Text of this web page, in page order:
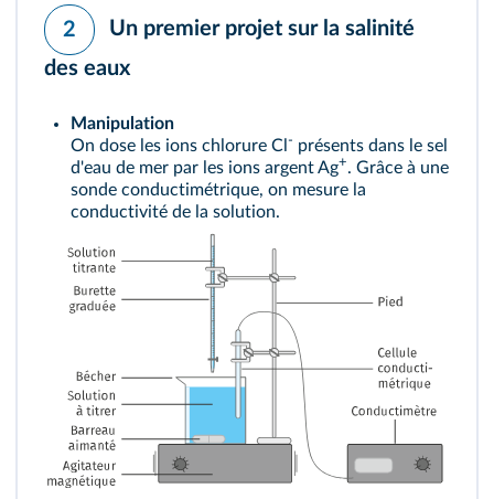
2
Un premier projet sur la salinité
des eaux
Manipulation
On dose les ions chlorure Cl - présents dans le sel
d'eau de mer par les ions argent Ag+. Grâce à une
sonde conductimétrique, on mesure la
conductivité de la solution.